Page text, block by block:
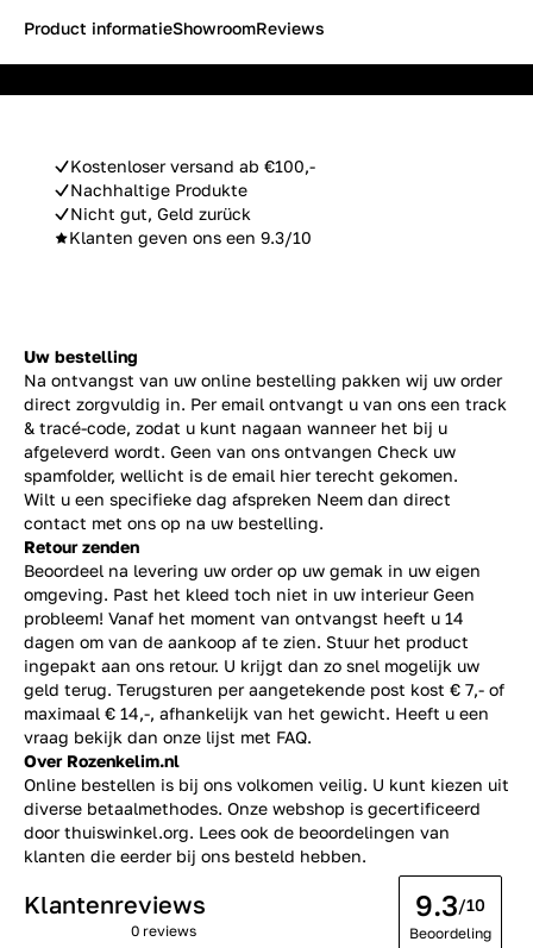
Kostenloser versand ab €100,-
Nachhaltige Produkte
Nicht gut, Geld zurück
Klanten geven ons een 9.3/10
Product informatieShowroomReviews
Uw bestelling
Na ontvangst van uw online bestelling pakken wij uw order
direct zorgvuldig in. Per email ontvangt u van ons een track
& tracé-code, zodat u kunt nagaan wanneer het bij u
afgeleverd wordt. Geen van ons ontvangen Check uw
spamfolder, wellicht is de email hier terecht gekomen.
Wilt u een specifieke dag afspreken Neem dan direct
contact met ons op na uw bestelling.
Retour zenden
Beoordeel na levering uw order op uw gemak in uw eigen
omgeving. Past het kleed toch niet in uw interieur Geen
probleem! Vanaf het moment van ontvangst heeft u 14
dagen om van de aankoop af te zien. Stuur het product
ingepakt aan ons retour. U krijgt dan zo snel mogelijk uw
geld terug. Terugsturen per aangetekende post kost € 7,- of
maximaal € 14,-, afhankelijk van het gewicht. Heeft u een
vraag bekijk dan onze lijst met FAQ.
Over Rozenkelim.nl
Online bestellen is bij ons volkomen veilig. U kunt kiezen uit
diverse betaalmethodes. Onze webshop is gecertificeerd
door thuiswinkel.org. Lees ook de beoordelingen van
klanten die eerder bij ons besteld hebben.
Klantenreviews
0 reviews
9.3/10
Beoordeling